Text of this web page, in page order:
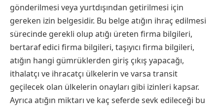
gönderilmesi veya yurtdışından getirilmesi için
gereken izin belgesidir. Bu belge atığın ihraç edilmesi
sürecinde gerekli olup atığı üreten firma bilgileri,
bertaraf edici firma bilgileri, taşıyıcı firma bilgileri,
atığın hangi gümrüklerden giriş çıkış yapacağı,
ithalatçı ve ihracatçı ülkelerin ve varsa transit
geçilecek olan ülkelerin onayları gibi izinleri kapsar.
Ayrıca atığın miktarı ve kaç seferde sevk edileceği bu